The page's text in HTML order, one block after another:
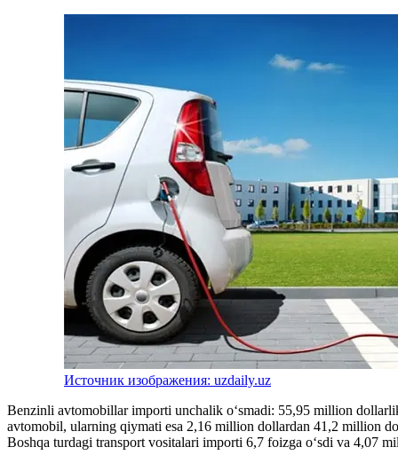
Источник изображения: uzdaily.uz
Benzinli avtomobillar importi unchalik o‘smadi: 55,95 million
avtomobil, ularning qiymati esa 2,16 million dollardan 41,2 million
Boshqa turdagi transport vositalari importi 6,7 foizga o‘sdi va 4,07